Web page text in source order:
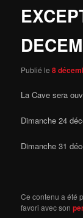
Publié le8
La Cave sera
Dimanche 24
Dimanche 31
Ce contenu a été
favori avec son